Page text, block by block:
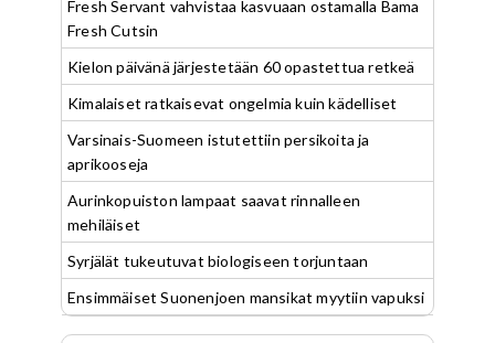
Fresh Servant vahvistaa kasvuaan ostamalla Bama
Fresh Cutsin
Kielon päivänä järjestetään 60 opastettua retkeä
Kimalaiset ratkaisevat ongelmia kuin kädelliset
Varsinais-Suomeen istutettiin persikoita ja
aprikooseja
Aurinkopuiston lampaat saavat rinnalleen
mehiläiset
Syrjälät tukeutuvat biologiseen torjuntaan
Ensimmäiset Suonenjoen mansikat myytiin vapuksi